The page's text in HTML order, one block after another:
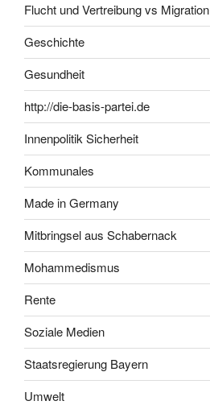
Flucht und Vertreibung vs Migration
Geschichte
Gesundheit
http://die-basis-partei.de
Innenpolitik Sicherheit
Kommunales
Made in Germany
Mitbringsel aus Schabernack
Mohammedismus
Rente
Soziale Medien
Staatsregierung Bayern
Umwelt